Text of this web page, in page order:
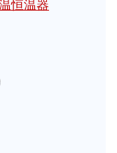
恒温器